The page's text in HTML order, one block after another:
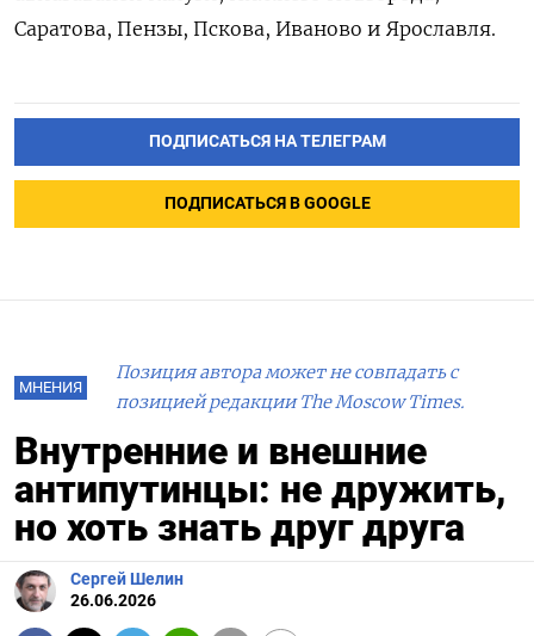
Саратова, Пензы, Пскова, Иваново и Ярославля.
ПОДПИСАТЬСЯ НА ТЕЛЕГРАМ
ПОДПИСАТЬСЯ В GOOGLE
МНЕНИЯ
Позиция автора может не совпадать с
позицией редакции The Moscow Times.
Внутренние и внешние
антипутинцы: не дружить,
но хоть знать друг друга
Сергей Шелин
26.06.2026